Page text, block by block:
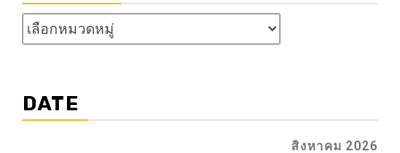
หัวข้อ
ข่าว
DATE
สิงหาคม 2026